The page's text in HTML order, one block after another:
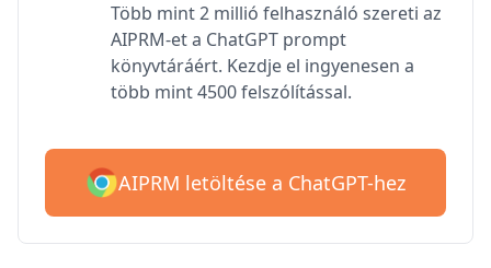
Több mint 2 millió felhasználó szereti az
AIPRM-et a ChatGPT prompt
könyvtáráért. Kezdje el ingyenesen a
több mint 4500 felszólítással.
AIPRM letöltése a ChatGPT-hez